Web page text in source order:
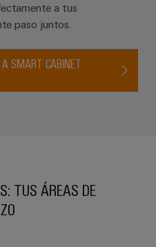
Nuestras
novedades
para
a tus
paso juntos.
A SMART CABINET
TUS ÁREAS DE